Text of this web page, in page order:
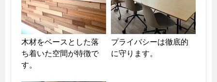
木材をベースとした落
ち着いた空間が特徴で
す。
プライバシーは徹底的
に守ります。